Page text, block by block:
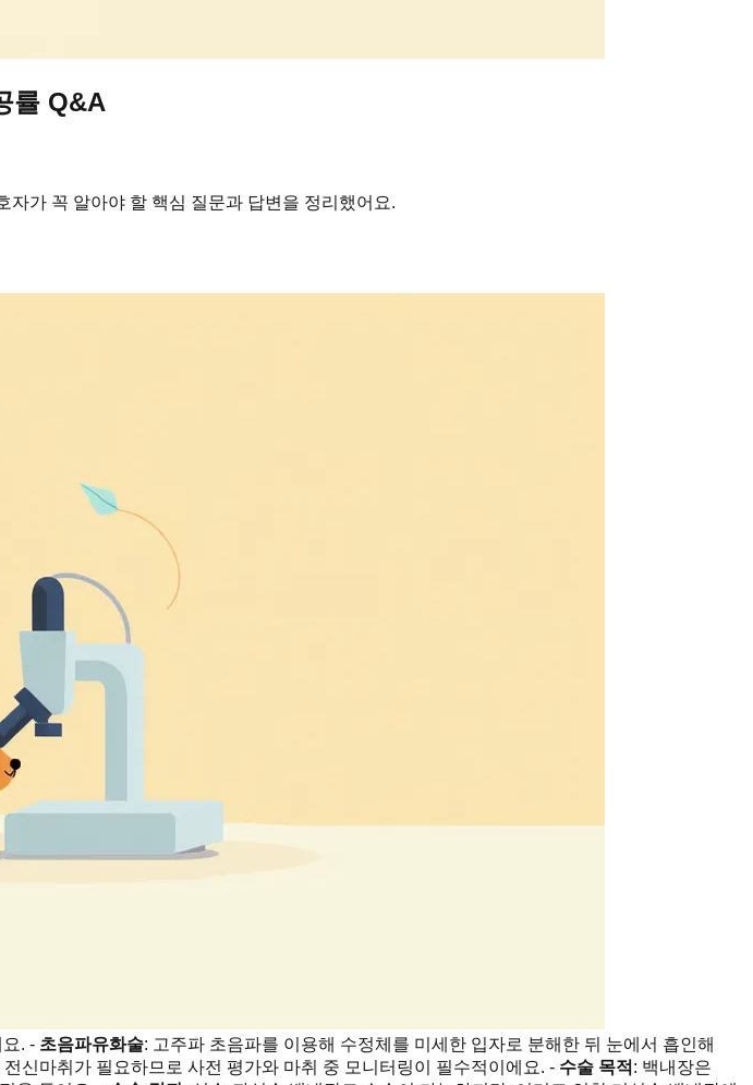
률 Q&A
가 꼭 알아야 할 핵심 질문과 답변을 정리했어요.
. - 초음파유화술: 고주파 초음파를 이용해 수정체를 미세한 입자로 분해한 뒤 눈에서 흡인해
전신마취가 필요하므로 사전 평가와 마취 중 모니터링이 필수적이에요. - 수술 목적 : 백내장은